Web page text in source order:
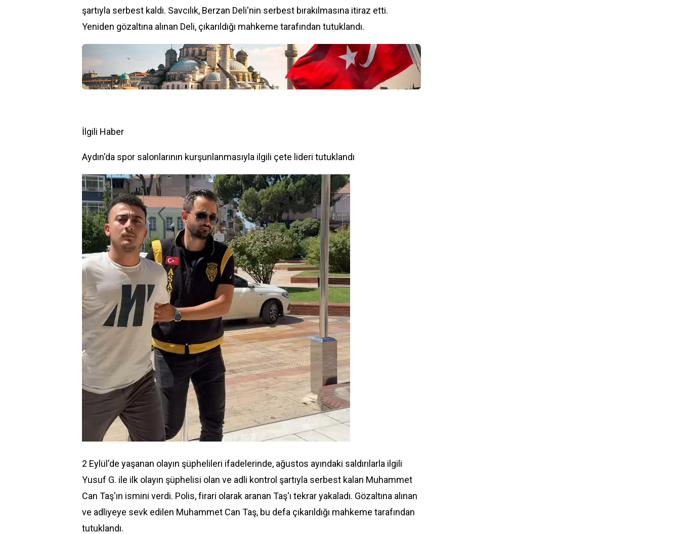
şartıyla serbest kaldı. Savcılık, Berzan Deli'nin serbest bırakılmasına itiraz etti.
Yeniden gözaltına alınan Deli, çıkarıldığı mahkeme tarafından tutuklandı.
İlgili Haber
Aydın'da spor salonlarının kurşunlanmasıyla ilgili çete lideri tutuklandı
2 Eylül'de yaşanan olayın şüphelileri ifadelerinde, ağustos ayındaki saldırılarla ilgili
Yusuf G. ile ilk olayın şüphelisi olan ve adli kontrol şartıyla serbest kalan Muhammet
Can Taş'ın ismini verdi. Polis, firari olarak aranan Taş'ı tekrar yakaladı. Gözaltına alınan
ve adliyeye sevk edilen Muhammet Can Taş, bu defa çıkarıldığı mahkeme tarafından
tutuklandı.